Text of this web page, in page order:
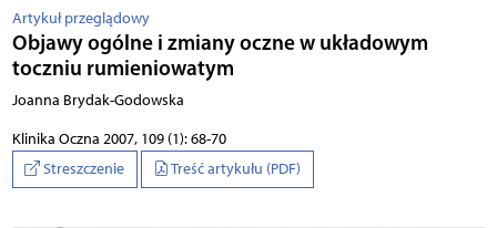
Artykuł przeglądowy
Objawy ogólne i zmiany oczne w układowym
toczniu rumieniowatym
Joanna Brydak-Godowska
Klinika Oczna 2007, 109 (1): 68-70
Streszczenie
Treść artykułu (PDF)